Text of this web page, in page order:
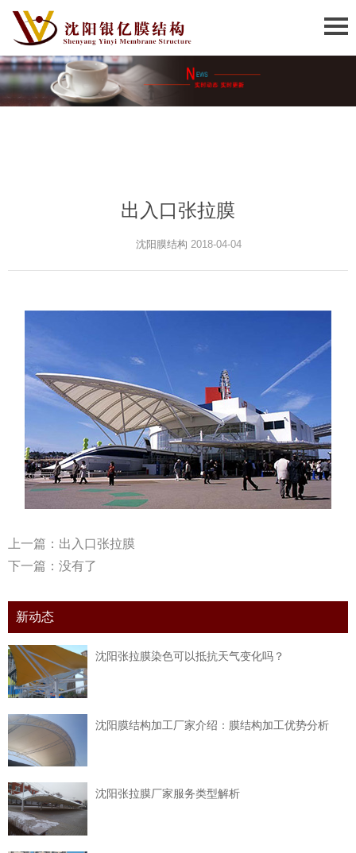
出入口张拉膜
沈阳膜结构 2018-04-04
上一篇： 出入口张拉膜
下一篇：没有了
新动态
沈阳张拉膜染色可以抵抗天气变化吗？
沈阳膜结构加工厂家介绍：膜结构加工优势分析
沈阳张拉膜厂家服务类型解析